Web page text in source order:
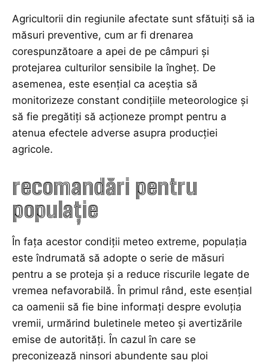
Agricultorii din regiunile afectate sunt sfătuiți să ia
măsuri preventive, cum ar fi drenarea
corespunzătoare a apei de pe câmpuri și
protejarea culturilor sensibile la îngheț. De
asemenea, este esențial ca aceștia să
monitorizeze constant condițiile meteorologice și
să fie pregătiți să acționeze prompt pentru a
atenua efectele adverse asupra producției
agricole.
recomandări pentru
populație
În fața acestor condiții meteo extreme, populația
este îndrumată să adopte o serie de măsuri
pentru a se proteja și a reduce riscurile legate de
vremea nefavorabilă. În primul rând, este esențial
ca oamenii să fie bine informați despre evoluția
vremii, urmărind buletinele meteo și avertizările
emise de autorități. În cazul în care se
preconizează ninsori abundente sau ploi